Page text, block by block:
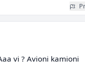
vi ? Avioni kamioni